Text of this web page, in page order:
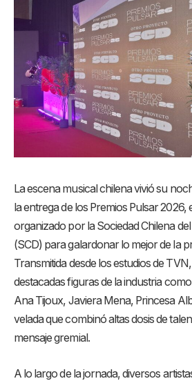
La escena musical chilena vivió su
la entrega de los Premios Pulsar 2026,
organizado por la Sociedad Chilena
(SCD) para galardonar lo mejor de la
Transmitida desde los estudios de
destacadas figuras de la industria
Ana Tijoux, Javiera Mena, Princesa
velada que combinó altas dosis de
mensaje gremial.
A lo largo de la jornada, diversos